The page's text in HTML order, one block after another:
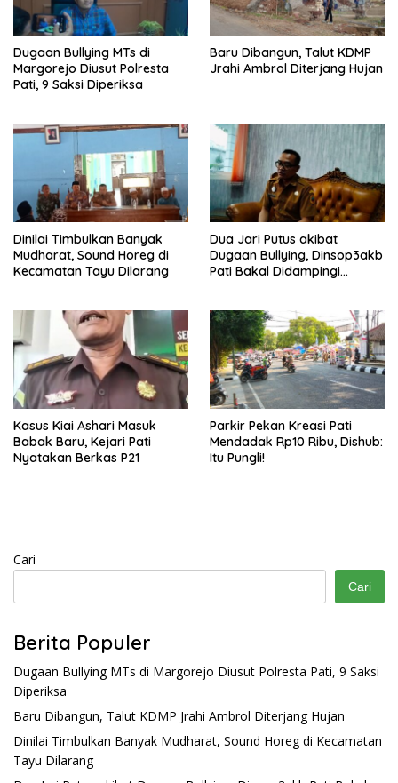
Dugaan Bullying MTs di
Margorejo Diusut Polresta
Pati, 9 Saksi Diperiksa
Baru Dibangun, Talut KDMP
Jrahi Ambrol Diterjang Hujan
Dinilai Timbulkan Banyak
Mudharat, Sound Horeg di
Kecamatan Tayu Dilarang
Dua Jari Putus akibat
Dugaan Bullying, Dinsop3akb
Pati Bakal Didampingi
Kasus Kiai Ashari Masuk
Babak Baru, Kejari Pati
Nyatakan Berkas P21
Parkir Pekan Kreasi Pati
Mendadak Rp10 Ribu, Dishub:
Itu Pungli!
Cari
Cari
Berita Populer
Dugaan Bullying MTs di Margorejo Diusut Polresta Pati, 9 Saksi
Diperiksa
Baru Dibangun, Talut KDMP Jrahi Ambrol Diterjang Hujan
Dinilai Timbulkan Banyak Mudharat, Sound Horeg di Kecamatan
Tayu Dilarang